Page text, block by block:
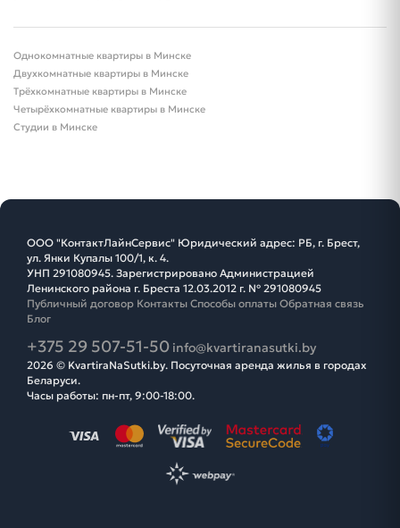
Однокомнатные квартиры в Минске
Двухкомнатные квартиры в Минске
Трёхкомнатные квартиры в Минске
Четырёхкомнатные квартиры в Минске
Студии в Минске
ООО "КонтактЛайнСервис" Юридический адрес: РБ, г. Брест,
ул. Янки Купалы 100/1, к. 4.
УНП 291080945. Зарегистрировано Администрацией
Ленинского района г. Бреста 12.03.2012 г. № 291080945
Публичный договор Контакты Способы оплаты Обратная связь
Блог
+375 29 507-51-50 info@kvartiranasutki.by
2026 © KvartiraNaSutki.by. Посуточная аренда жилья в городах
Беларуси.
Часы работы: пн-пт, 9:00-18:00.